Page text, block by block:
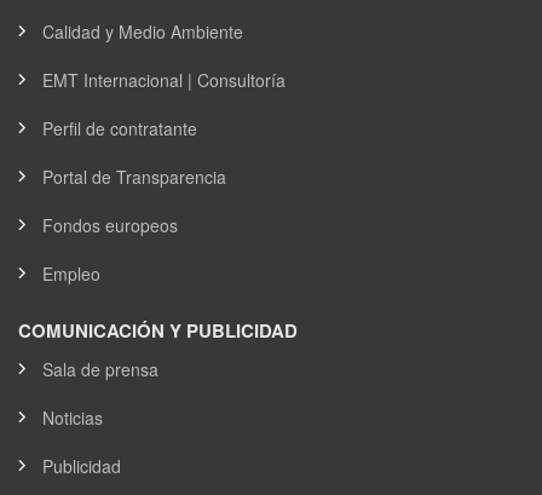
Calidad y Medio Ambiente
EMT Internacional | Consultoría
Perfil de contratante
Portal de Transparencia
Fondos europeos
Empleo
COMUNICACIÓN Y PUBLICIDAD
Sala de prensa
Noticias
Publicidad